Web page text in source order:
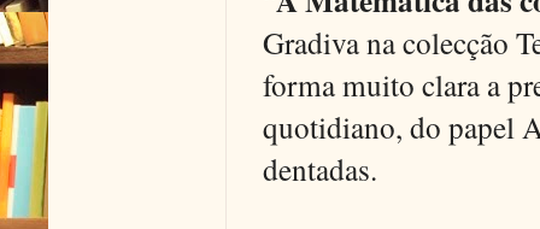
Gradiva na colecção
forma muito clara a
quotidiano, do papel
dentadas.